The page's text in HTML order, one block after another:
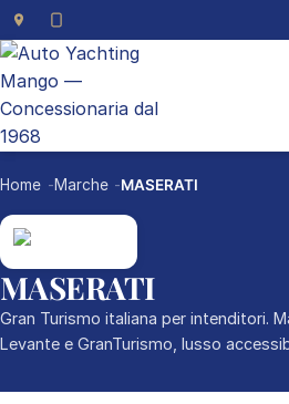
Home Marche MASERATI
MASERATI
Gran Turismo italiana per intenditori.
Levante e GranTurismo, lusso